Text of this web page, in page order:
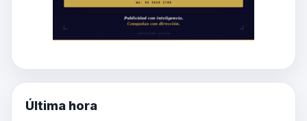
Última hora